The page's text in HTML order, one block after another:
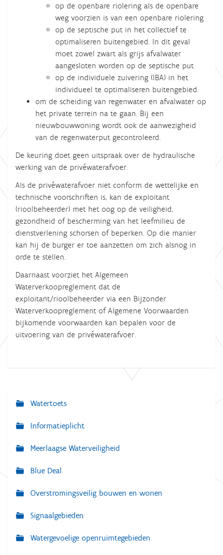
op de openbare riolering als de openbare
weg voorzien is van een openbare riolering
op de septische put in het collectief te
optimaliseren buitengebied. In dit geval
moet zowel zwart als grijs afvalwater
aangesloten worden op de septische put
op de individuele zuivering (IBA) in het
individueel te optimaliseren buitengebied.
om de scheiding van regenwater en afvalwater op
het private terrein na te gaan. Bij een
nieuwbouwwoning wordt ook de aanwezigheid
van de regenwaterput gecontroleerd.
De keuring doet geen uitspraak over de hydraulische
werking van de privéwaterafvoer.
Als de privéwaterafvoer niet conform de wettelijke en
technische voorschriften is, kan de exploitant
(rioolbeheerder) met het oog op de veiligheid,
gezondheid of bescherming van het leefmilieu de
dienstverlening schorsen of beperken. Op die manier
kan hij de burger er toe aanzetten om zich alsnog in
orde te stellen.
Daarnaast voorziet het Algemeen
Waterverkoopreglement dat de
exploitant/rioolbeheerder via een Bijzonder
Waterverkoopreglement of Algemene Voorwaarden
bijkomende voorwaarden kan bepalen voor de
uitvoering van de privéwaterafvoer.
N
a
i
g
t
Watertoets
Informatieplicht
Meerlaagse Waterveiligheid
Blue Deal
Overstromingsveilig bouwen en wonen
Signaalgebieden
Watergevoelige openruimtegebieden